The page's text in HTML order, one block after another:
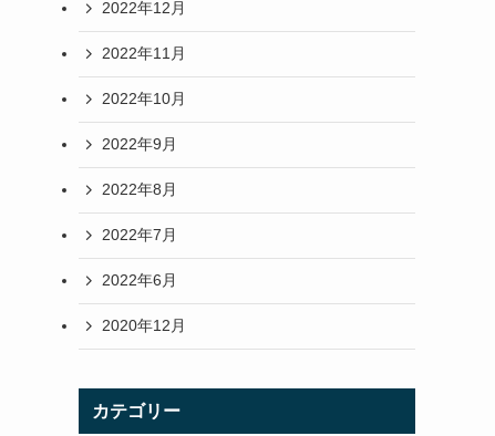
2022年12月
2022年11月
2022年10月
2022年9月
2022年8月
2022年7月
2022年6月
2020年12月
カテゴリー